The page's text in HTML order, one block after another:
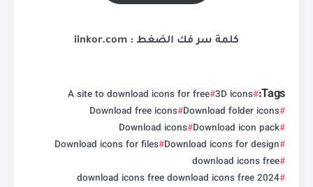
كلمة سر فك الضغط : iinkor.com
Tags:
3D icons
A site to download icons for free
Download folder icons
Download free icons
Download icon pack
Download icons
Download icons for design
Download icons for files
download icons free
download icons free download icons free 2024